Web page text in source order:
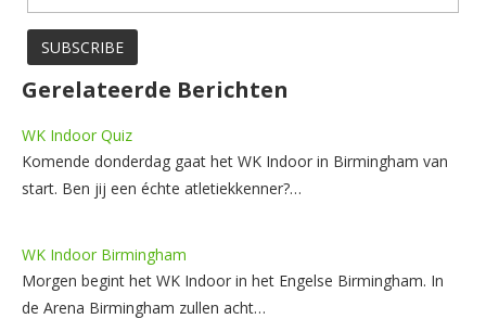
Gerelateerde Berichten
WK Indoor Quiz
Komende donderdag gaat het WK Indoor in Birmingham van
start. Ben jij een échte atletiekkenner?…
WK Indoor Birmingham
Morgen begint het WK Indoor in het Engelse Birmingham. In
de Arena Birmingham zullen acht…